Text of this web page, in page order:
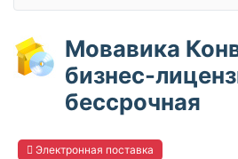
Мовавика
бизнес-
бессрочная
Электронная поставка